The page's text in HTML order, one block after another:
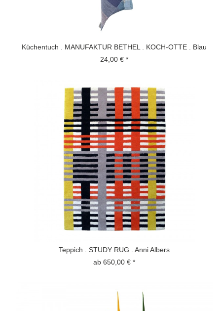
Küchentuch . MANUFAKTUR BETHEL . KOCH-OTTE . Blau
24,00 € *
Teppich . STUDY RUG . Anni Albers
ab 650,00 € *